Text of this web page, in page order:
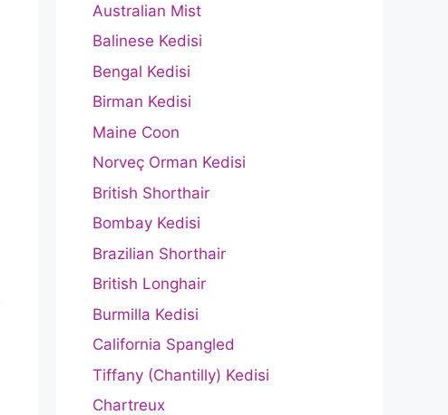
Australian Mist
Balinese Kedisi
Bengal Kedisi
Birman Kedisi
Maine Coon
Norveç Orman Kedisi
British Shorthair
Bombay Kedisi
Brazilian Shorthair
British Longhair
Burmilla Kedisi
California Spangled
Tiffany (Chantilly) Kedisi
Chartreux